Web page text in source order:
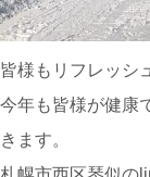
皆様もリフレッシ
今年も皆様が健康
きます。